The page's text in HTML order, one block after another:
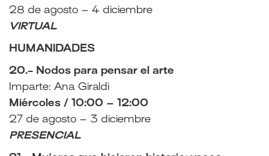
28 de agosto – 4 diciembre
VIRTUAL
HUMANIDADES
20.- Nodos para pensar el arte
Imparte: Ana Giraldi
Miércoles / 10:00 – 12:00
27 de agosto – 3 diciembre
PRESENCIAL